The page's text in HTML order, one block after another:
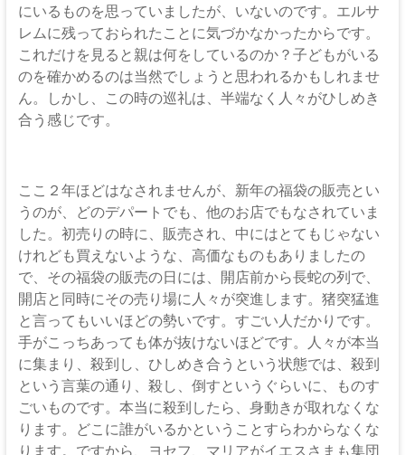
にいるものを思っていましたが、いないのです。エルサ
レムに残っておられたことに気づかなかったからです。
これだけを見ると親は何をしているのか？子どもがいる
のを確かめるのは当然でしょうと思われるかもしれませ
ん。しかし、この時の巡礼は、半端なく人々がひしめき
合う感じです。
ここ２年ほどはなされませんが、新年の福袋の販売とい
うのが、どのデパートでも、他のお店でもなされていま
した。初売りの時に、販売され、中にはとてもじゃない
けれども買えないような、高価なものもありましたの
で、その福袋の販売の日には、開店前から長蛇の列で、
開店と同時にその売り場に人々が突進します。猪突猛進
と言ってもいいほどの勢いです。すごい人だかりです。
手がこっちあっても体が抜けないほどです。人々が本当
に集まり、殺到し、ひしめき合うという状態では、殺到
という言葉の通り、殺し、倒すというぐらいに、ものす
ごいものです。本当に殺到したら、身動きが取れなくな
ります。どこに誰がいるかということすらわからなくな
ります。ですから、ヨセフ、マリアがイエスさまも集団